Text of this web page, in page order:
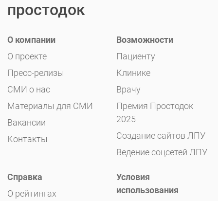
простодок
О компании
О проекте
Пресс-релизы
СМИ о нас
Материалы для СМИ
Вакансии
Контакты
Возможности
Пациенту
Клинике
Врачу
Премия Простодок
2025
Создание сайтов ЛПУ
Ведение соцсетей ЛПУ
Справка
О рейтингах
Условия
использования